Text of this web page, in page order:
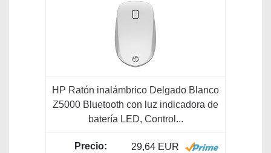
HP Ratón inalámbrico Delgado Blanco
Z5000 Bluetooth con luz indicadora de
batería LED, Control...
29,64 EUR